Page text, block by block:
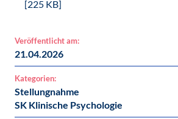
[225 KB]
Veröffentlicht am:
21.04.2026
Kategorien:
Stellungnahme
SK Klinische Psychologie